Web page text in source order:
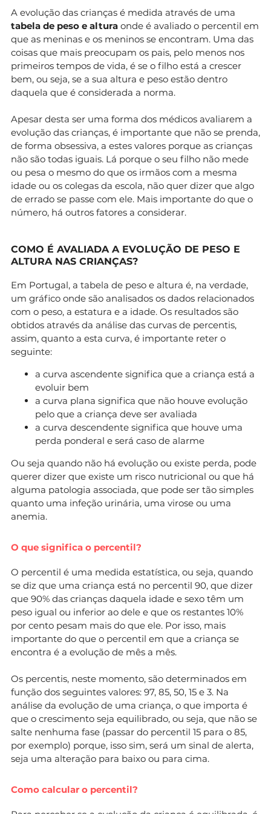
A evolução das crianças é medida através de uma
tabela de peso e altura onde é avaliado o percentil em
que as meninas e os meninos se encontram. Uma das
coisas que mais preocupam os pais, pelo menos nos
primeiros tempos de vida, é se o filho está a crescer
bem, ou seja, se a sua altura e peso estão dentro
daquela que é considerada a norma.
Apesar desta ser uma forma dos médicos avaliarem a
evolução das crianças, é importante que não se prenda,
de forma obsessiva, a estes valores porque as crianças
não são todas iguais. Lá porque o seu filho não mede
ou pesa o mesmo do que os irmãos com a mesma
idade ou os colegas da escola, não quer dizer que algo
de errado se passe com ele. Mais importante do que o
número, há outros fatores a considerar.
COMO É AVALIADA A EVOLUÇÃO DE PESO E
ALTURA NAS CRIANÇAS?
Em Portugal, a tabela de peso e altura é, na verdade,
um gráfico onde são analisados os dados relacionados
com o peso, a estatura e a idade. Os resultados são
obtidos através da análise das curvas de percentis,
assim, quanto a esta curva, é importante reter o
seguinte:
a curva ascendente significa que a criança está a
evoluir bem
a curva plana significa que não houve evolução
pelo que a criança deve ser avaliada
a curva descendente significa que houve uma
perda ponderal e será caso de alarme
Ou seja quando não há evolução ou existe perda, pode
querer dizer que existe um risco nutricional ou que há
alguma patologia associada, que pode ser tão simples
quanto uma infeção urinária, uma virose ou uma
anemia.
O que significa o percentil?
O percentil é uma medida estatística, ou seja, quando
se diz que uma criança está no percentil 90, que dizer
que 90% das crianças daquela idade e sexo têm um
peso igual ou inferior ao dele e que os restantes 10%
por cento pesam mais do que ele. Por isso, mais
importante do que o percentil em que a criança se
encontra é a evolução de mês a mês.
Os percentis, neste momento, são determinados em
função dos seguintes valores: 97, 85, 50, 15 e 3. Na
análise da evolução de uma criança, o que importa é
que o crescimento seja equilibrado, ou seja, que não se
salte nenhuma fase (passar do percentil 15 para o 85,
por exemplo) porque, isso sim, será um sinal de alerta,
seja uma alteração para baixo ou para cima.
Como calcular o percentil?